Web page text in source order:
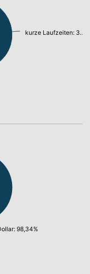
kurze Laufzeiten: 38,45%
98,34%